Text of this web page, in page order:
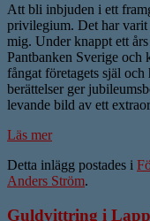
Att bli inbjuden i ett
privilegium. Det har varit
mig. Under knappt ett
Pantbanken Sverige
fångat företagets själ
berättelser ger
levande bild av ett
Läs mer
Detta inlägg postades i
Anders Ström.
Guldvittring i